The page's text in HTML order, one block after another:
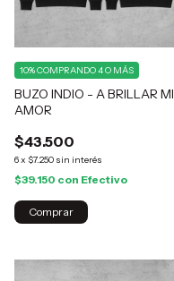
BUZO INDIO - A BRILLAR MI
AMOR
$43.500
6x $7.250 sin interés
10%COMPRANDO 4 O MÁS
$39.150 con Efectivo
Comprar